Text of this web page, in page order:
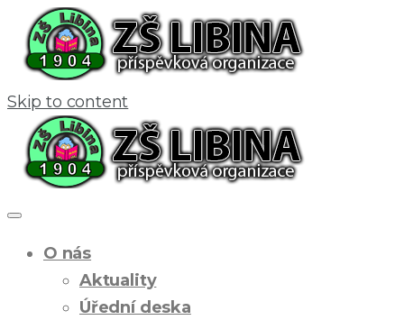
Skip to content
O nás
Aktuality
Úřední deska